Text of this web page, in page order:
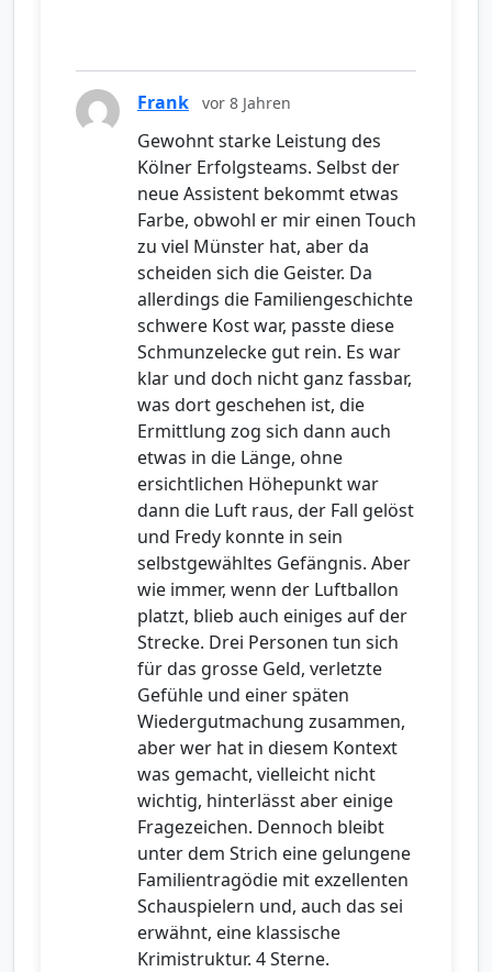
Frank vor 8 Jahren
Gewohnt starke Leistung des
Kölner Erfolgsteams. Selbst der
neue Assistent bekommt etwas
Farbe, obwohl er mir einen Touch
zu viel Münster hat, aber da
scheiden sich die Geister. Da
allerdings die Familiengeschichte
schwere Kost war, passte diese
Schmunzelecke gut rein. Es war
klar und doch nicht ganz fassbar,
was dort geschehen ist, die
Ermittlung zog sich dann auch
etwas in die Länge, ohne
ersichtlichen Höhepunkt war
dann die Luft raus, der Fall gelöst
und Fredy konnte in sein
selbstgewähltes Gefängnis. Aber
wie immer, wenn der Luftballon
platzt, blieb auch einiges auf der
Strecke. Drei Personen tun sich
für das grosse Geld, verletzte
Gefühle und einer späten
Wiedergutmachung zusammen,
aber wer hat in diesem Kontext
was gemacht, vielleicht nicht
wichtig, hinterlässt aber einige
Fragezeichen. Dennoch bleibt
unter dem Strich eine gelungene
Familientragödie mit exzellenten
Schauspielern und, auch das sei
erwähnt, eine klassische
Krimistruktur. 4 Sterne.